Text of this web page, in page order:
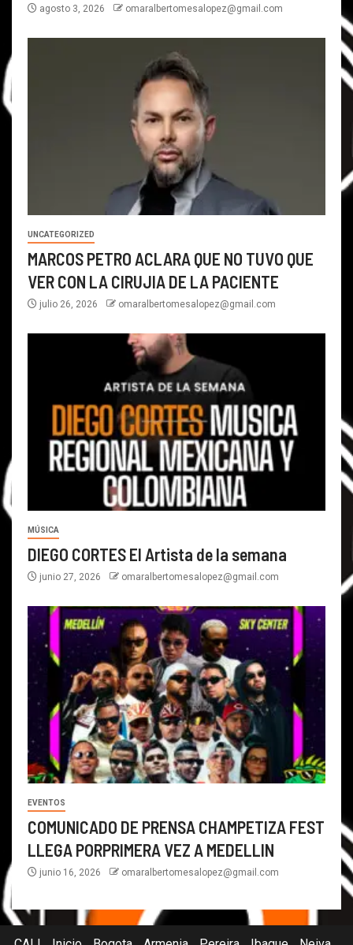
agosto 3, 2026 omaralbertomesalopez@gmail.com
UNCATEGORIZED
MARCOS PETRO ACLARA QUE NO TUVO QUE
VER CON LA CIRUJIA DE LA PACIENTE
julio 26, 2026 omaralbertomesalopez@gmail.com
MÚSICA
DIEGO CORTES El Artista de la semana
junio 27, 2026 omaralbertomesalopez@gmail.com
EVENTOS
COMUNICADO DE PRENSA CHAMPETIZA FEST
LLEGA PORPRIMERA VEZ A MEDELLIN
junio 16, 2026 omaralbertomesalopez@gmail.com